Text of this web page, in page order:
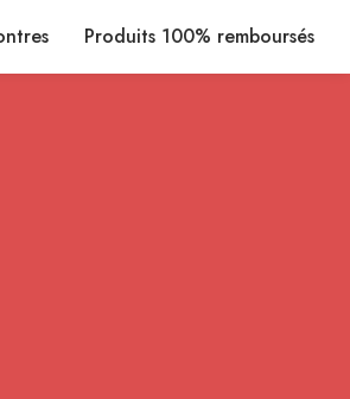
Produits 100% remboursés